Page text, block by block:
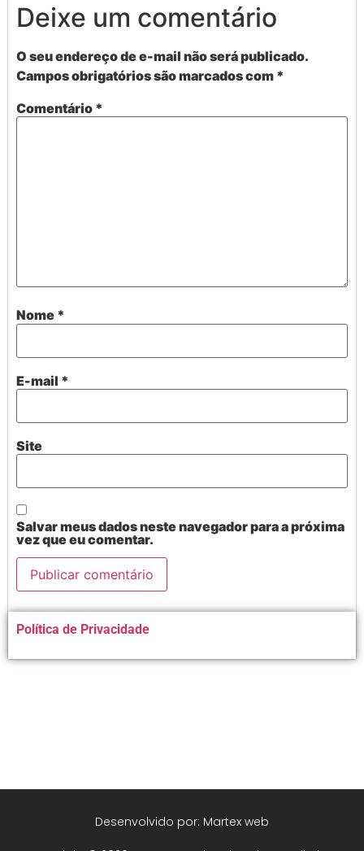
Deixe um comentário
O seu endereço de e-mail não será publicado.
Campos obrigatórios são marcados com *
Comentário *
Nome *
E-mail *
Site
Salvar meus dados neste navegador para a próxima
vez que eu comentar.
Alternative:
Política de Privacidade
Desenvolvido por: Martex web